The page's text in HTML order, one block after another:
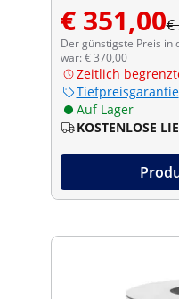
€ 351,00€
Der günstigste Preis in
war: € 370,00
Zeitlich
Tiefpreisgarantie
Auf Lager
KOSTENLOSE